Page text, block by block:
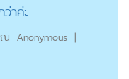
าค่ะ
Anonymous |